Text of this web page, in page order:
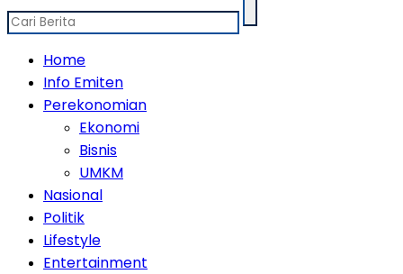
Home
Info Emiten
Perekonomian
Ekonomi
Bisnis
UMKM
Nasional
Politik
Lifestyle
Entertainment